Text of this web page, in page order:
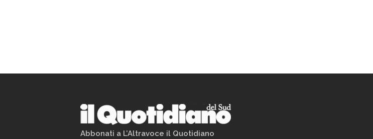
Abbonati a L’Altravoce il Quotidiano